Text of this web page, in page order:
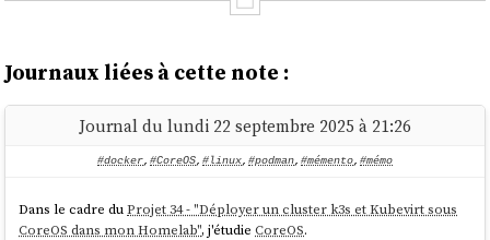
Journaux liées à cette note :
Journal du lundi 22 septembre 2025 à 21:26
#docker, #CoreOS, #linux, #podman, #mémento, #mémo
Dans le cadre duProjet 34 - "Déployer un cluster k3s et Kubevirt sous
CoreOS dans mon Homelab", j'étudieCoreOS.